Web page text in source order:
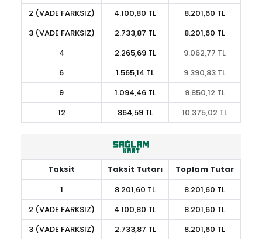
2 (VADE FARKSIZ)
4.100,80 TL
8.201,60 TL
3 (VADE FARKSIZ)
2.733,87 TL
8.201,60 TL
4
2.265,69 TL
9.062,77 TL
6
1.565,14 TL
9.390,83 TL
9
1.094,46 TL
9.850,12 TL
12
864,59 TL 10.375,02 TL
Taksit Taksit Tutarı
Toplam Tutar
1
8.201,60 TL
8.201,60 TL
2 (VADE FARKSIZ)
4.100,80 TL
8.201,60 TL
3 (VADE FARKSIZ)
2.733,87 TL
8.201,60 TL